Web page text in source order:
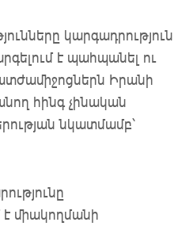
կարգադրություն
է պահպանել ու
Իրանի
հինգ չինական
նկատմամբ՝
միակողմանի